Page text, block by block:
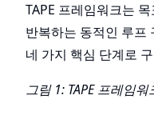
TAPE 프레임워크는
반복하는 동적인 루프
네 가지 핵심 단계로
그림 1: TAPE 프레임